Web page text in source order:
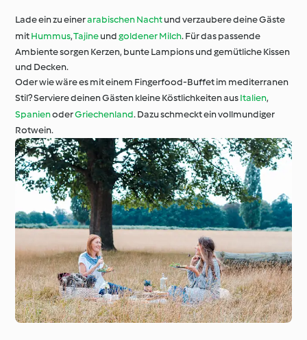
Lade ein zu einerarabischen Nachtund verzaubere deine Gäste
mitHummus,Tajineundgoldener Milch. Für das passende
Ambiente sorgen Kerzen, bunte Lampions und gemütliche Kissen
und Decken.
Oder wie wäre es mit einem Fingerfood-Buffet im mediterranen
Stil? Serviere deinen Gästen kleine Köstlichkeiten ausItalien,
SpanienoderGriechenland. Dazu schmeckt ein vollmundiger
Rotwein.